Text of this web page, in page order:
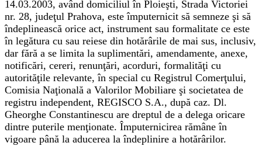
14.03.2003, având domiciliul în Ploieşti, Strada Victoriei
nr. 28, judeţul Prahova, este împuternicit să semneze şi să
îndeplinească orice act, instrument sau formalitate ce este
în legătura cu sau reiese din hotărârile de mai sus, inclusiv,
dar fără a se limita la suplimentări, amendamente, anexe,
notificări, cereri, renunţări, acorduri, formalităţi cu
autorităţile relevante, în special cu Registrul Comerţului,
Comisia Naţională a Valorilor Mobiliare şi societatea de
registru independent, REGISCO S.A., după caz. Dl.
Gheorghe Constantinescu are dreptul de a delega oricare
dintre puterile menţionate. Împuternicirea rămâne în
vigoare până la aducerea la îndeplinire a hotărârilor.